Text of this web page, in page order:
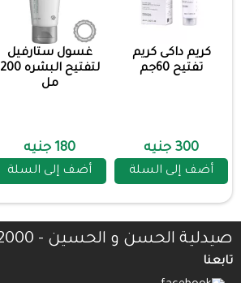
كريم داكى كريم
تفتيح 60جم
300 جنيه
أضف إلى السلة
غسول ستارفيل
لتفتيح البشره 200
مل
180 جنيه
أضف إلى السلة
صيدلية الحسن و الحسين - 3322000.app
تابعنا